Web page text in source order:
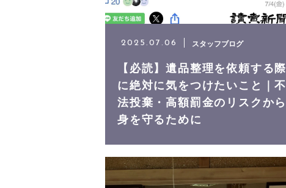
お問い合わせ
2025.07.06 スタッフブログ
【必読】遺品整理を依頼する際
に絶対に気をつけたいこと｜不
法投棄・高額罰金のリスクから
身を守るために